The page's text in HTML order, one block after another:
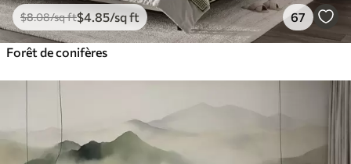
$8.08/sq ft$4 .85/sq ft 67
Forêt de conifères